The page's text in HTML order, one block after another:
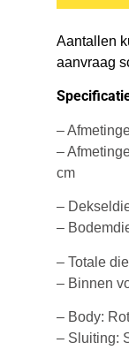
Aantallen
aanvraag
–
–
cm
–
–
– Totale
– Binnen
– Body:
– Sluiting: